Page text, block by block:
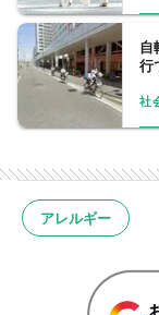
自
行
社
アレルギー